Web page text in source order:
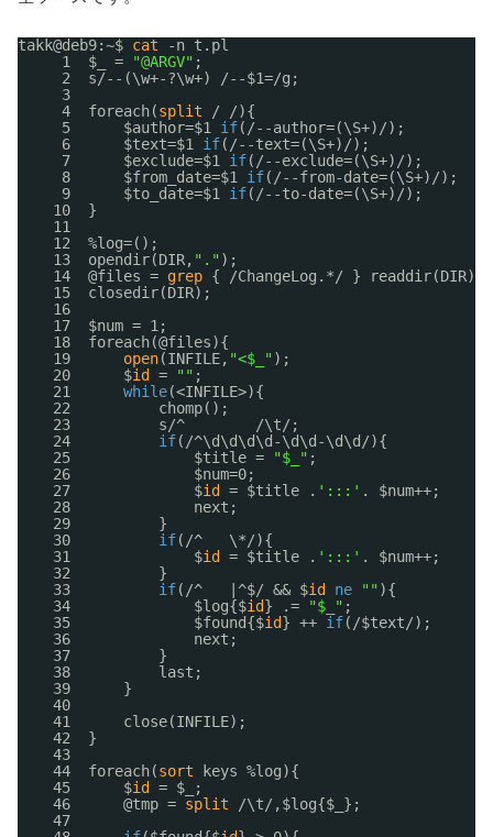
takk@deb9:~$ cat
-n t.pl
1  $_ =
"@ARGV" ;
2  s/-- (\w+-?\w+) /--$1=/g ;
3
4  foreach(split
/ /){
5      $author=$1 if( /--author=(\S+)/);
6      $text=$1 if( /--text=(\S+)/);
7      $exclude=$1 if( /--exclude=(\S+)/);
8      $from_date=$1 if( /--from-date=(\S+)/);
9      $to_date=$1 if( /--to-date=(\S+)/);
10  }
11
12  %log=();
13  opendir(DIR, ".");
14  @files = grep { /ChangeLog .*/ } readdir(DIR);
15  closedir(DIR);
16
17  $num = 1;
18  foreach(@files){
19 open(INFILE, "<$_");
20      $id = "" ;
21 while(<INFILE>){
22          chomp();
23          s/^        /\t/;
24 if(/^\d\d\d\d-\d\d-\d\d/){
25              $title =
"$_" ;
26              $num=0;
27              $id = $title . ':::' . $num++;
28              next;
29          }
30 if(/^   \*/){
31              $id = $title . ':::' . $num++;
32          }
33 if(/^   |^$/ && $id ne ""){
34              $log{$id} .= "$_" ;
35              $found{$id} ++ if(/$text/);
36              next;
37          }
38          last;
39      }
40
41      close(INFILE);
42  }
43
44  foreach(sort
keys %log){
45      $id
= $_;
46      @tmp = split
/\t/,$log{$_};
47